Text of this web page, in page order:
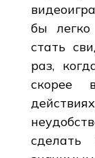
бы
стать
раз,
скорее